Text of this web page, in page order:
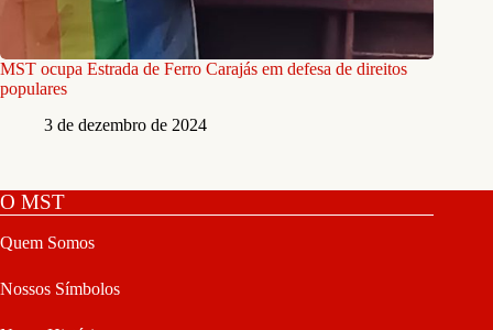
MST ocupa Estrada de Ferro Carajás em defesa de direitos
populares
3 de dezembro de 2024
O MST
Quem Somos
Nossos Símbolos